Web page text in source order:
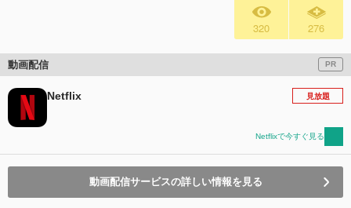
320 276
動画配信 PR
Netflix 見放題
Netflixで今すぐ見る
動画配信サービスの詳しい情報を見る